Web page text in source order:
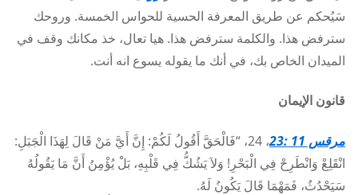
سَيُحكم عن طريق المعرفة الحسية للحواس الخمسة. وروحك
سترفض هذا. والكلمة سترفض هذا. هيا تعال، خذ مكانك وقف في
الميدان الخاص بك، في أنك ما يقوله يسوع انه أنت.
قانون الإيمان
مرقس 11 :23
، 24، “فَالْحَقَّ أَقُولُ لَكُمْ: إِنَّ أَيَّ مَنْ قَالَ لِهَذَا الْجَبَلِ:
انْقَلِعْ وَانْطَرِحْ فِي الْبَحْرِ! وَلاَ يَشُكُّ فِي قَلْبِهِ، بَلْ يُؤْمِنُ أَنَّ مَا يَقُولُهُ
سَيَحْدُثُ، فَمَهْمَا قَالَ يَكُونُ لَهُ.